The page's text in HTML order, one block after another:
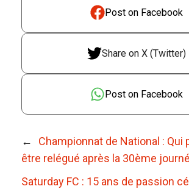
Post on Facebook
Share on X (Twitter)
Post on Facebook
←
Championnat de National : Qui
être relégué après la 30ème
Saturday FC : 15 ans de passion